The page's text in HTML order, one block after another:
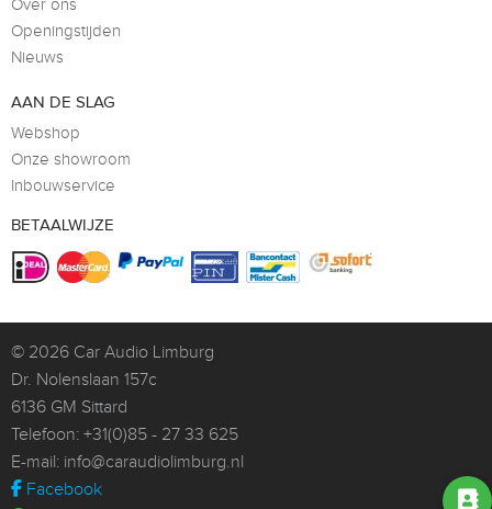
Over ons
Openingstijden
Nieuws
AAN DE SLAG
Webshop
Onze showroom
Inbouwservice
BETAALWIJZE
© 2026 Car Audio Limburg
Dr. Nolenslaan 157c
6136 GM Sittard
Telefoon: +31(0)85 - 27 33 625
E-mail: info@caraudiolimburg.nl
Facebook